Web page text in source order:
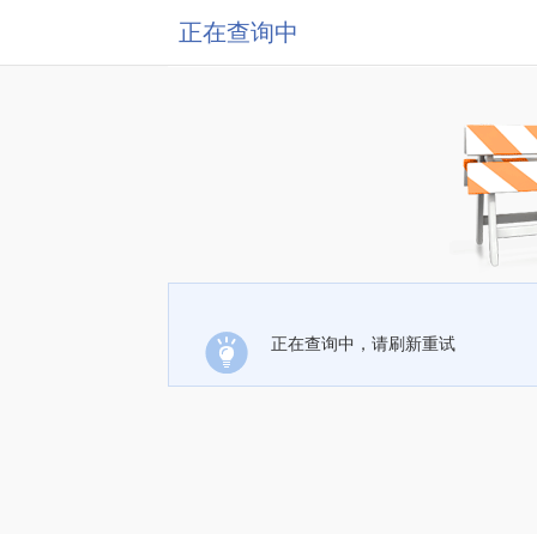
正在查询中
正在查询中，请刷新重试